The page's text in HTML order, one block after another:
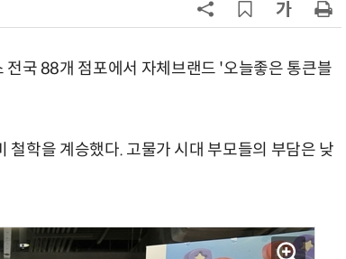
국 88개 점포에서 자체브랜드 '오늘좋은 통큰블
학을 계승했다. 고물가 시대 부모들의 부담은 낮
[뉴스줌인] 쿠팡Inc, 2분기 '어닝쇼
회복”
9
네이버, 2분기 매출 3조3888억원…
포켓몬 별빛낙원 꾸린다